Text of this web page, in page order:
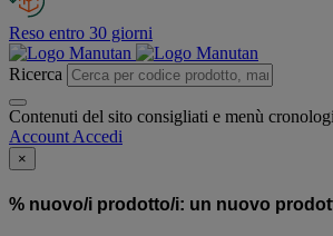
Reso entro 30 giorni
Ricerca
Contenuti del sito consigliati e menù
Account Accedi
×
% nuovo/i prodotto/i: un nuovo